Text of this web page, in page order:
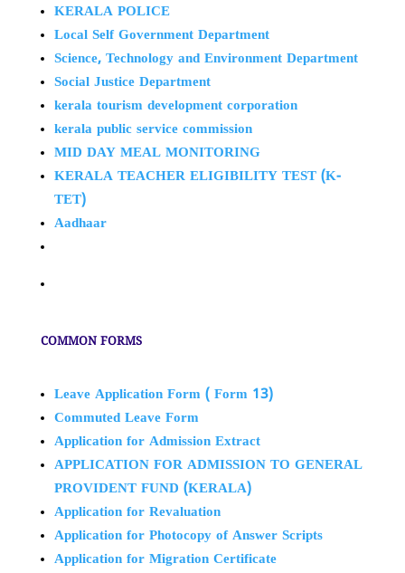
KERALA POLICE
Local Self Government Department
Science, Technology and Environment Department
Social Justice Department
kerala tourism development corporation
kerala public service commission
MID DAY MEAL MONITORING
KERALA TEACHER ELIGIBILITY TEST (K-
TET)
Aadhaar
COMMON FORMS
Leave Application Form ( Form 13)
Commuted Leave Form
Application for Admission Extract
APPLICATION FOR ADMISSION TO GENERAL
PROVIDENT FUND (KERALA)
Application for Revaluation
Application for Photocopy of Answer Scripts
Application for Migration Certificate